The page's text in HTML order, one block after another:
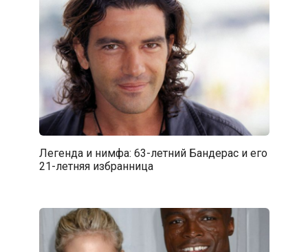
Легенда и нимфа: 63-летний Бандерас и его
21-летняя избранница